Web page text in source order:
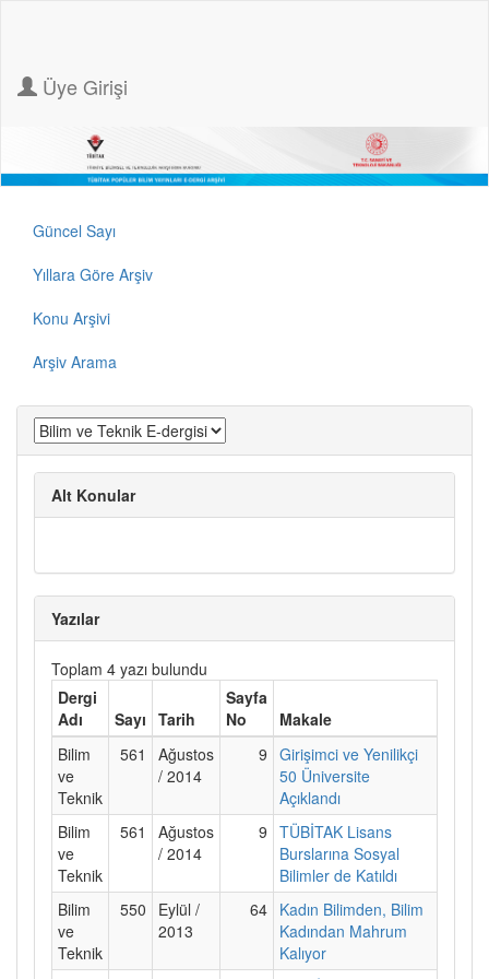
Üye Girişi
Güncel Sayı
Yıllara Göre Arşiv
Konu Arşivi
Arşiv Arama
Alt Konular
Yazılar
Toplam 4 yazı bulundu
Dergi
Adı
Sayı Tarih
Sayfa
No
Makale
Bilim
ve
Teknik
561
Ağustos
/ 2014
9 Girişimci ve Yenilikçi
50 Üniversite
Açıklandı
Bilim
ve
Teknik
561
Ağustos
/ 2014
9 TÜBİTAK Lisans
Burslarına Sosyal
Bilimler de Katıldı
Bilim
ve
Teknik
550
Eylül /
2013
64 Kadın Bilimden, Bilim
Kadından Mahrum
Kalıyor